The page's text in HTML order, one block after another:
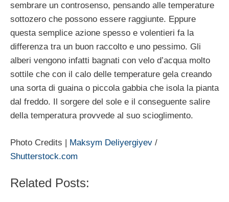
sembrare un controsenso, pensando alle temperature
sottozero che possono essere raggiunte. Eppure
questa semplice azione spesso e volentieri fa la
differenza tra un buon raccolto e uno pessimo. Gli
alberi vengono infatti bagnati con velo d’acqua molto
sottile che con il calo delle temperature gela creando
una sorta di guaina o piccola gabbia che isola la pianta
dal freddo. Il sorgere del sole e il conseguente salire
della temperatura provvede al suo scioglimento.
Photo Credits | Maksym Deliyergiyev /
Shutterstock.com
Related Posts: